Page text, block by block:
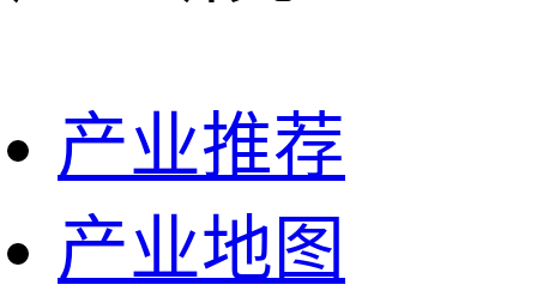
产业推荐
产业地图